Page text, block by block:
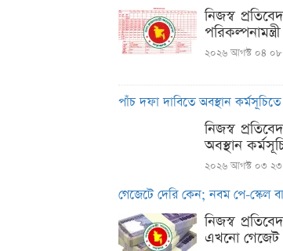
নিজস্ব
২০২৬ আগস্ট ০৪
পাঁচ দফা দাবিতে অবস্থান কর্মসূচিতে
নিজস্ব
অবস্থান
২০২৬ আগস্ট ০৩
গেজেটে দেরি কেন; নবম পে-স্কেল
নিজস্ব
এখনো গেজেট